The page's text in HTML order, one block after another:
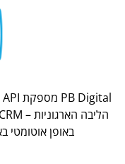
באופן אוטומטי